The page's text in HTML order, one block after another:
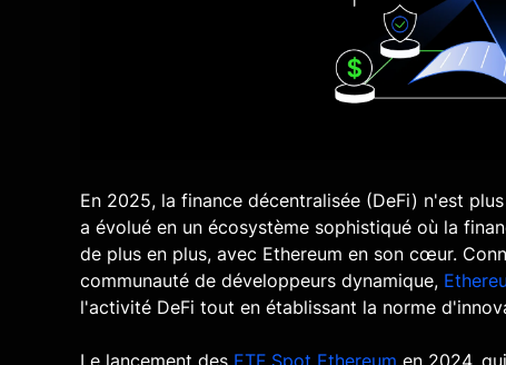
En 2025, la finance décentralisée (DeFi) n'est
a évolué en un écosystème sophistiqué où la
de plus en plus, avec Ethereum en son cœur.
communauté de développeurs dynamique,
l'activité DeFi tout en établissant la norme